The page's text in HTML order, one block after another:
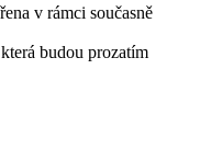
v rámci současně
budou prozatím